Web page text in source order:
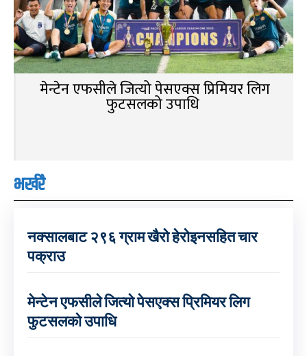
मेन्टेन एफसीले जित्यो पेसएक्स प्रिमियर लिग
फुटसलको उपाधि
भर्खरै
नक्सालबाट २९६ ग्राम खैरो हेरोइनसहित चार
पक्राउ
मेन्टेन एफसीले जित्यो पेसएक्स प्रिमियर लिग
फुटसलको उपाधि